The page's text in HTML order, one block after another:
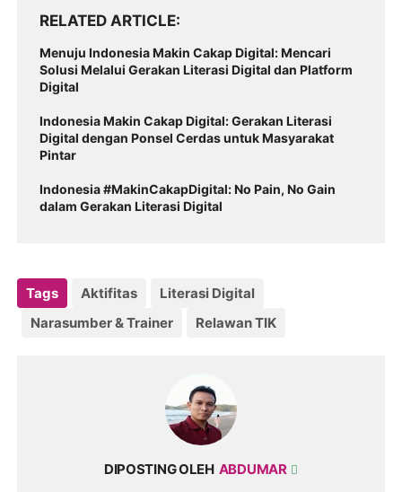
RELATED ARTICLE
Menuju Indonesia Makin Cakap Digital: Mencari
Solusi Melalui Gerakan Literasi Digital dan Platform
Digital
Indonesia Makin Cakap Digital: Gerakan Literasi
Digital dengan Ponsel Cerdas untuk Masyarakat
Pintar
Indonesia #MakinCakapDigital: No Pain, No Gain
dalam Gerakan Literasi Digital
Tags Aktifitas
Literasi Digital
Narasumber & Trainer
Relawan TIK
DIPOSTING OLEH ABDUMAR